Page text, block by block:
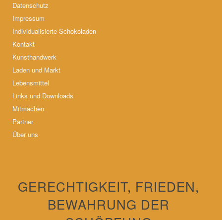
Datenschutz
Impressum
Individualisierte Schokoladen
Kontakt
Kunsthandwerk
Laden und Markt
Lebensmittel
Links und Downloads
Mitmachen
Partner
Über uns
GERECHTIGKEIT, FRIEDEN,
BEWAHRUNG DER